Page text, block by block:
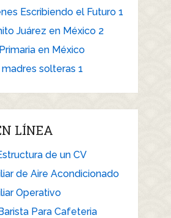
Escribiendo el Futuro 1
Juárez en México 2
en México
solteras 1
LÍNEA
de un CV
de Aire Acondicionado
Operativo
Para Cafeteria